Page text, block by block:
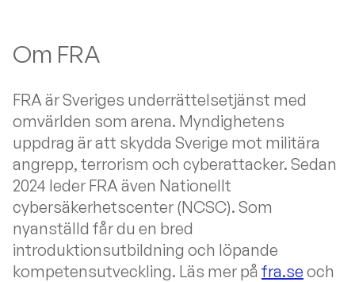
Om FRA
FRA är Sveriges underrättelsetjänst med
omvärlden som arena. Myndighetens
uppdrag är att skydda Sverige mot militära
angrepp, terrorism och cyberattacker. Sedan
2024 leder FRA även Nationellt
cybersäkerhetscenter (NCSC). Som
nyanställd får du en bred
introduktionsutbildning och löpande
kompetensutveckling. Läs mer på fra.se och